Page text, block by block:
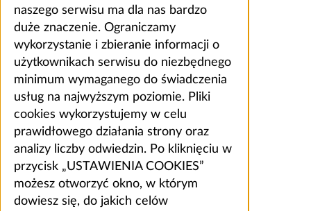
naszego serwisu ma dla nas bardzo
duże znaczenie. Ograniczamy
wykorzystanie i zbieranie informacji o
użytkownikach serwisu do niezbędnego
minimum wymaganego do świadczenia
usług na najwyższym poziomie. Pliki
cookies wykorzystujemy w celu
prawidłowego działania strony oraz
analizy liczby odwiedzin. Po kliknięciu w
przycisk „USTAWIENIA COOKIES”
możesz otworzyć okno, w którym
dowiesz się, do jakich celów